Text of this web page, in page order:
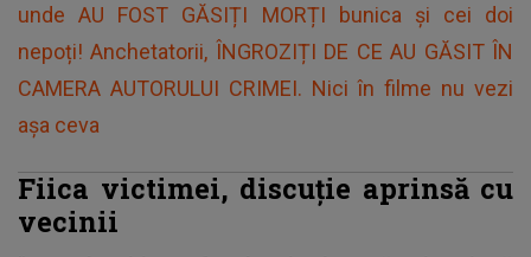
unde AU FOST GĂSIȚI MORȚI bunica și cei doi
nepoți! Anchetatorii, ÎNGROZIȚI DE CE AU GĂSIT ÎN
CAMERA AUTORULUI CRIMEI. Nici în filme nu vezi
așa ceva
Fiica victimei, discuție aprinsă cu
vecinii